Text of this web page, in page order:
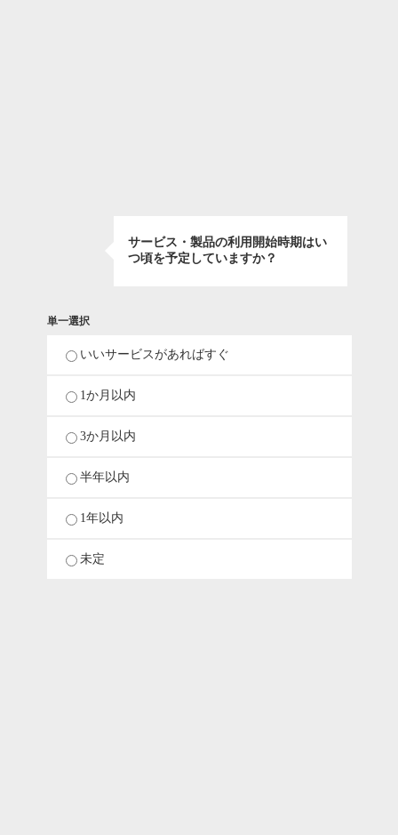
サービス・製品の利用開始時期はい
つ頃を予定していますか？
単一選択
いいサービスがあればすぐ
1か月以内
3か月以内
半年以内
1年以内
未定